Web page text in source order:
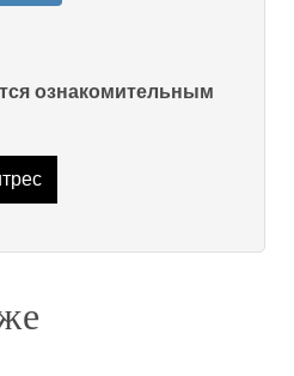
ознакомительным